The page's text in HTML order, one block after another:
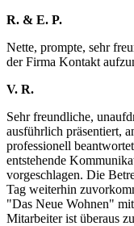
R. & E. P.
Nette, prompte, sehr
der Firma Kontakt
V. R.
Sehr freundliche,
ausführlich präsentiert,
professionell
entstehende
vorgeschlagen. Die
Tag weiterhin
"Das Neue Wohnen"
Mitarbeiter ist überaus